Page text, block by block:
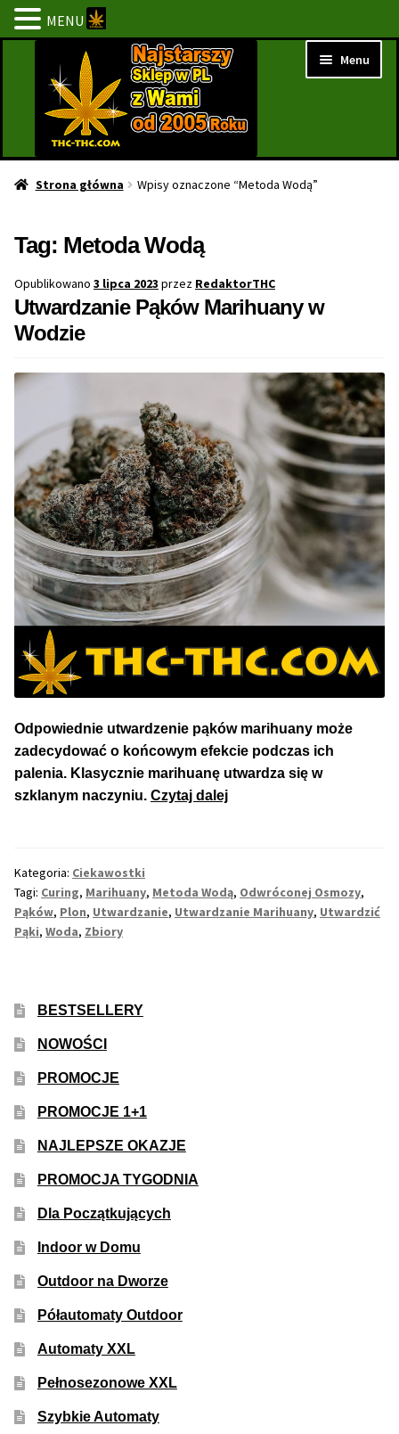
nawigacji
treści
Menu
Strona Główna
NOWOŚCI
PROMOCJE
PROMOCJE 1+1
NAJLEPSZE OKAZJE
PROMOCJA TYGODNIA
Dla Początkujących
Indoor w Domu
Outdoor na Dworze
Półautomaty Outdoor
Automaty XXL
Pełnosezonowe XXL
Szybkie Automaty
Odporne Odmiany
Medyczne Odmiany
Przewaga Indica
Przewaga Sativa
100% Indica
100% Sativa
50% Indica i 50% Sativa
Duże Oryginalne Opakowania
TOP 10 Auto
TOP 10 Indoor
Strona główna Wpisy oznaczone “Metoda Wodą”
Tag: Metoda Wodą
Opublikowano 3 lipca 2023 przez RedaktorTHC
Utwardzanie Pąków Marihuany w
Wodzie
Odpowiednie utwardzenie pąków marihuany może
zadecydować o końcowym efekcie podczas ich
palenia. Klasycznie marihuanę utwardza się w
szklanym naczyniu. Czytaj dalejUtwardzanie
Wodzie
Kategoria: Ciekawostki
Tagi: Curing, Marihuany, Metoda Wodą, Odwróconej Osmozy,
Pąków, Plon, Utwardzanie, Utwardzanie Marihuany, Utwardzić
Pąki, Woda, Zbiory
BESTSELLERY
NOWOŚCI
PROMOCJE
PROMOCJE 1+1
NAJLEPSZE OKAZJE
PROMOCJA TYGODNIA
Dla Początkujących
Indoor w Domu
Outdoor na Dworze
Półautomaty Outdoor
Automaty XXL
Pełnosezonowe XXL
Szybkie Automaty
MENU